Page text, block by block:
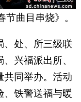
曲目串烧》。
处、所三级联
兴福派出所、
共同举办。活动
、铁警送福与暖